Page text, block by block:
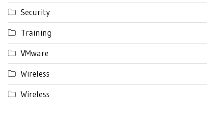
Security
Training
VMware
Wireless
Wireless